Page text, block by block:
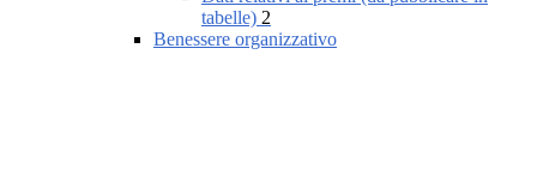
tabelle) 2
Benessere organizzativo